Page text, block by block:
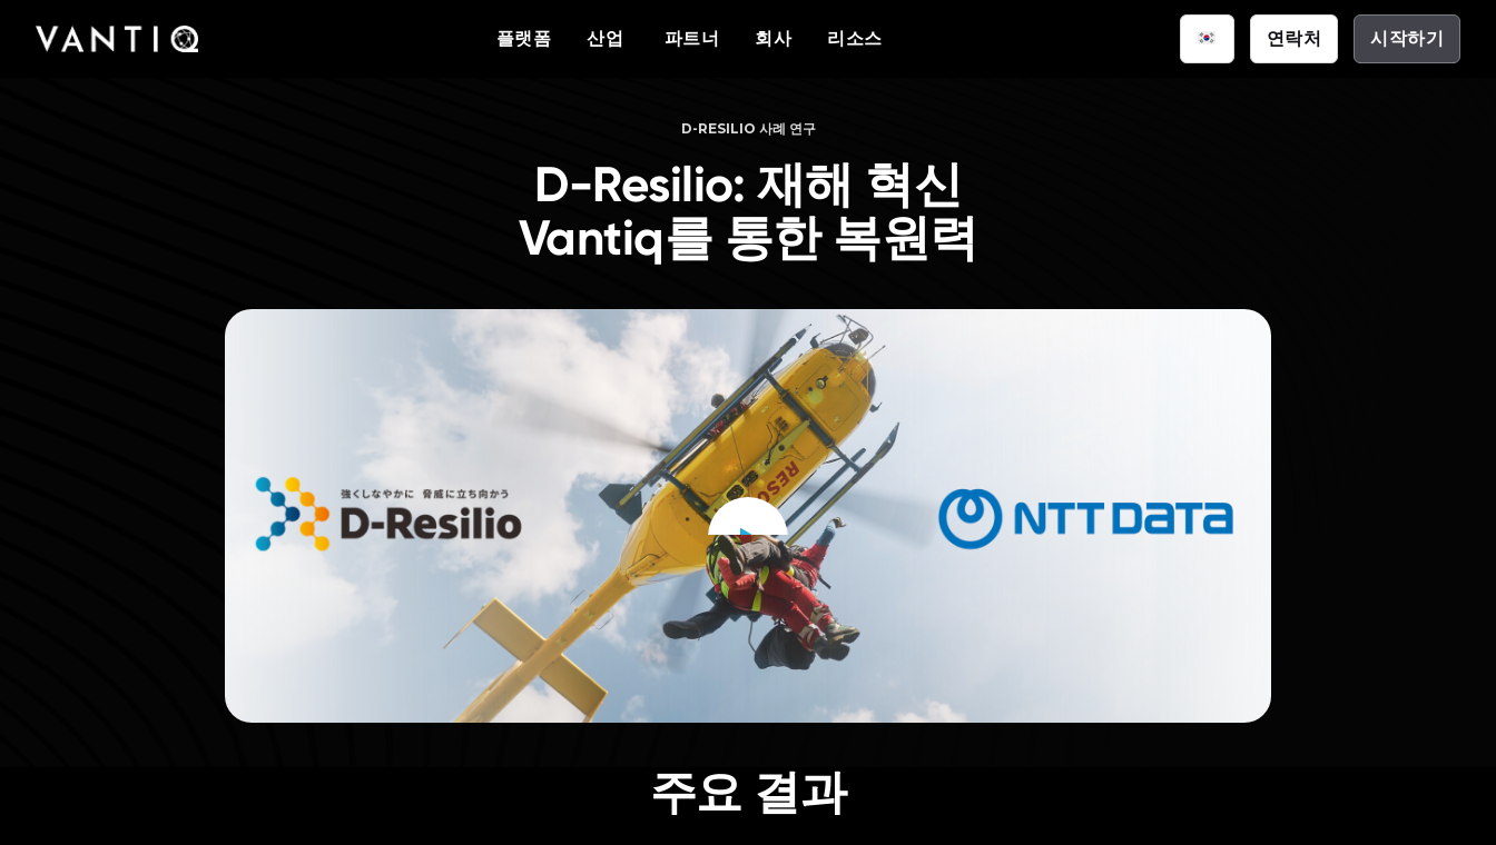
플랫폼 산업 파트너 회사 리소스 연락처 시작하기
Vantiq이 실시간 지능형 시스템을 구축하고 운영
플랫폼
에이전틱 AI
산업 산업
스마트 공간
파트너 자세한 내용 리소스
Vantiq을 구축한 팀을 만나고 Vantiq이 어떻게
Vantiq 소개
이벤트 캘린더
팟캐스트부터 사례 연구, 미디어 보도에 이르기
까지 Vantiq의 완벽한 리소스 라이브러리에 액세
백서
팟캐스트
보도 자료
D-RESILIO 사례 연구
D-Resilio: 재해 혁신
Vantiq를 통한 복원력
Watch
video
주요 결과